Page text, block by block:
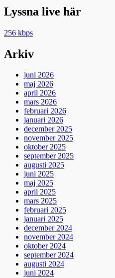
Lyssna live här
256 kbps
Arkiv
juni 2026
maj 2026
april 2026
mars 2026
februari 2026
januari 2026
december 2025
november 2025
oktober 2025
september 2025
augusti 2025
juni 2025
maj 2025
april 2025
mars 2025
februari 2025
januari 2025
december 2024
november 2024
oktober 2024
september 2024
augusti 2024
juni 2024